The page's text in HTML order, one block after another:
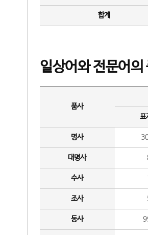
합계
일상어와 전문어의
품사
표
명사
대명사
수사
조사
동사